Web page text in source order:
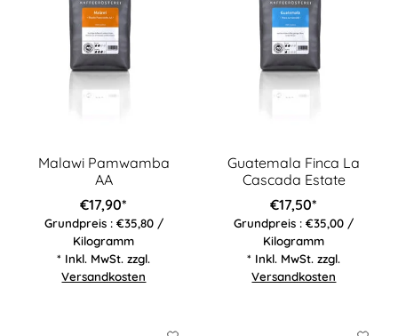
Malawi Pamwamba
AA
€17,90*
Grundpreis : €35,80 /
Kilogramm
* Inkl. MwSt. zzgl.
Versandkosten
Guatemala Finca La
Cascada Estate
€17,50*
Grundpreis : €35,00 /
Kilogramm
* Inkl. MwSt. zzgl.
Versandkosten